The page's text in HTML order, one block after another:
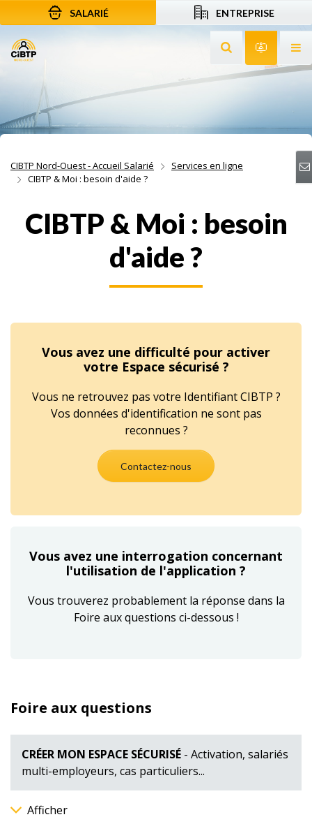
Aller au contenu
Aller à la recherche
Aller à la navigation
SALARIÉ ENTREPRISE
Rechercher sur
CIBTP Nord-Ouest - Accueil Salarié
Services en ligne
CIBTP & Moi : besoin d'aide ?
CIBTP & Moi : besoin
d'aide ?
Vous avez une difficulté pour activer
votre Espace sécurisé ?
Vous ne retrouvez pas votre Identifiant CIBTP ?
Vos données d'identification ne sont pas
reconnues ?
Contactez-nous
Vous avez une interrogation concernant
l'utilisation de l'application ?
Vous trouverez probablement la réponse dans la
Foire aux questions ci-dessous !
Foire aux questions
CRÉER MON ESPACE SÉCURISÉ - Activation, salariés
multi-employeurs, cas particuliers...
Afficher